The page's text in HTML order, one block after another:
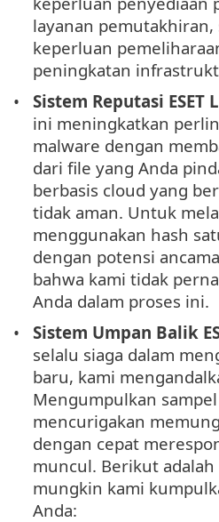
layanan
keperluan
peningkatan
Sistem Reputasi ESET
ini meningkatkan
malware dengan
dari file yang Anda
berbasis cloud yang
tidak aman. Untuk
menggunakan hash
dengan potensi
bahwa kami tidak
Anda dalam proses ini.
Sistem Umpan Balik
selalu siaga dalam
baru, kami
Mengumpulkan
mencurigakan
dengan cepat
muncul. Berikut
mungkin kami
Anda: